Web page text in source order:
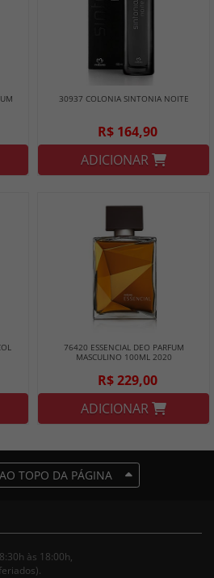
30937 COLONIA SINTONIA NOITE
R$ 164,90
ADICIONAR
76420 ESSENCIAL DEO PARFUM
MASCULINO 100ML 2020
R$ 229,00
ADICIONAR
TOPO DA PÁGINA
às 18:00h,